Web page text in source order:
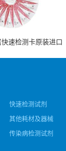
速检测卡原装进口
快速检测试剂
其他耗材及器械
传染病检测试剂